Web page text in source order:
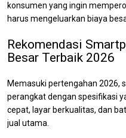
konsumen yang ingin
harus mengeluarkan biaya
Rekomendasi
Besar Terbaik 2026
Memasuki pertengahan 2026,
perangkat dengan spesifikasi
cepat, layar berkualitas, dan
jual utama.